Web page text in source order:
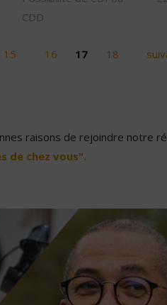
CDD
15 16 17 18
raisons de rejoindre notre
de chez vous".